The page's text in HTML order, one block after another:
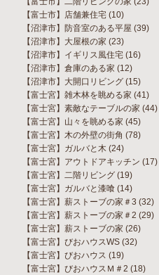
【富士市】店舗兼住宅 (10)
【沼津市】防音室のある平屋 (39)
【沼津市】大屋根の家 (23)
【沼津市】イギリス風住宅 (16)
【沼津市】倉庫のある家 (12)
【沼津市】大開口リビング (15)
【富士宮】雑木林を眺める家 (41)
【富士宮】素敵なテーブルの家 (44)
【富士宮】山々を眺める家 (45)
【富士宮】木の外壁の街角 (78)
【富士宮】ガルバと木 (24)
【富士宮】アウトドアキッチン (17)
【富士宮】二階リビング (19)
【富士宮】ガルバと漆喰 (14)
【富士宮】薪ストーブの家＃3 (32)
【富士宮】薪ストーブの家＃2 (29)
【富士宮】薪ストーブの家 (26)
【富士宮】びおハウスWS (32)
【富士宮】びおハウス (19)
【富士宮】びおハウスＭ＃2 (18)